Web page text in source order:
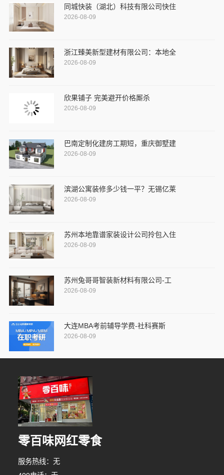
同城快装（湖北）科技有限公司快住
2026-08-09
浙江臻美新型建材有限公司：本地全
2026-08-09
欣果铺子 完美避开价格厮杀
2026-08-09
巴南定制化建房工期短，重庆御墅建
2026-08-09
滨湖公寓装修多少钱一平？无锡亿莱
2026-08-09
苏州本地靠谱家装设计公司拎包入住
2026-08-09
苏州兔哥哥智装新材料有限公司-工
2026-08-09
大连MBA考前辅导学费-社科赛斯
2026-08-09
零百味网红零食
服务热线：无